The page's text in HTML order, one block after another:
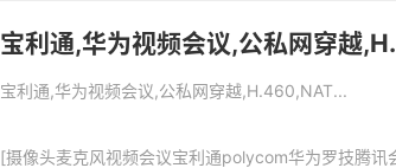
宝利通,华为视频会议,公私网穿越
宝利通,华为视频会议,公私网穿越,H.460,NAT...
[摄像头麦克风视频会议宝利通polycom华为罗技腾讯